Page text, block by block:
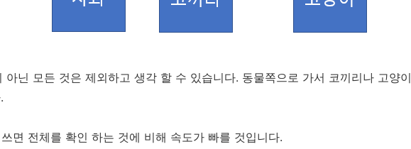
닌 모든 것은 제외하고 생각 할 수 있습니다. 동물쪽으로 가서 코끼리나 고양이
면 전체를 확인 하는 것에 비해 속도가 빠를 것입니다.